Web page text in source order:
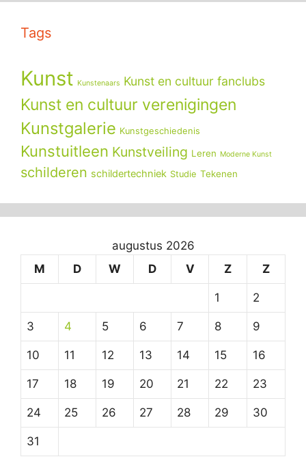
Tags
Kunst Kunstenaars Kunst en cultuur fanclubs
Kunst en cultuur verenigingen
Kunstgalerie Kunstgeschiedenis
Kunstuitleen Kunstveiling Leren Moderne Kunst
schilderen schildertechniek Studie Tekenen
augustus 2026
M
D W D V Z Z
1 2
3 4 5 6 7 8 9
10 11 12 13 14 15 16
17 18 19 20 21 22 23
24 25 26 27 28 29 30
31